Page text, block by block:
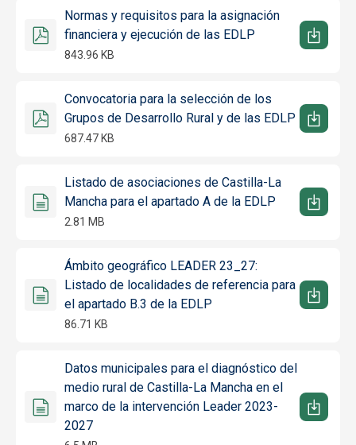
Normas y requisitos para la asignación
financiera y ejecución de las EDLP
843.96 KB
Convocatoria para la selección de los
Grupos de Desarrollo Rural y de las EDLP
687.47 KB
Listado de asociaciones de Castilla-La
Mancha para el apartado A de la EDLP
2.81 MB
Ámbito geográfico LEADER 23_27:
Listado de localidades de referencia para
el apartado B.3 de la EDLP
86.71 KB
Datos municipales para el diagnóstico del
medio rural de Castilla-La Mancha en el
marco de la intervención Leader 2023-
2027